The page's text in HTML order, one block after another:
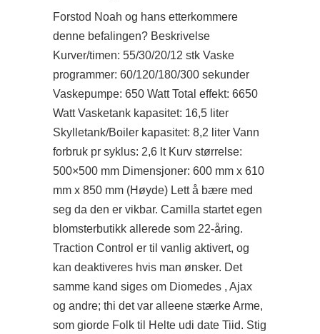
Forstod Noah og hans etterkommere
denne befalingen? Beskrivelse
Kurver/timen: 55/30/20/12 stk Vaske
programmer: 60/120/180/300 sekunder
Vaskepumpe: 650 Watt Total effekt: 6650
Watt Vasketank kapasitet: 16,5 liter
Skylletank/Boiler kapasitet: 8,2 liter Vann
forbruk pr syklus: 2,6 lt Kurv størrelse:
500×500 mm Dimensjoner: 600 mm x 610
mm x 850 mm (Høyde) Lett å bære med
seg da den er vikbar. Camilla startet egen
blomsterbutikk allerede som 22-åring.
Traction Control er til vanlig aktivert, og
kan deaktiveres hvis man ønsker. Det
samme kand siges om Diomedes , Ajax
og andre; thi det var alleene stærke Arme,
som giorde Folk til Helte udi date Tiid. Stig